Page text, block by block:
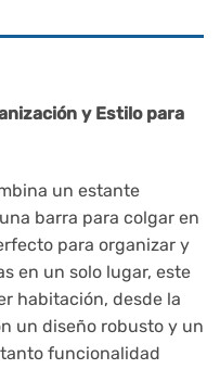
y Estilo para
un estante
barra para colgar en
para organizar y
en un solo lugar, este
habitación, desde la
un diseño robusto y un
funcionalidad